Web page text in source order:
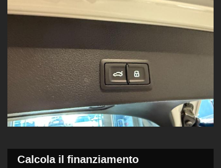
Calcola il finanziamento